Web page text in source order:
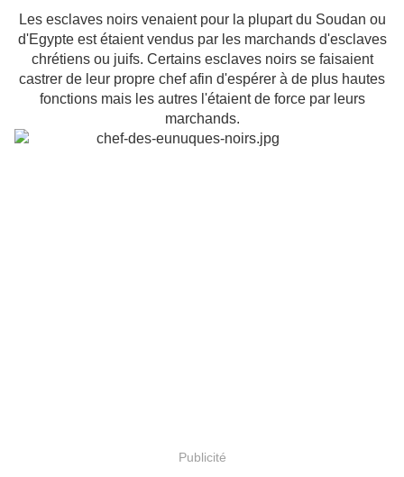
Les esclaves noirs venaient pour la plupart du Soudan ou
d'Egypte est étaient vendus par les marchands d'esclaves
chrétiens ou juifs. Certains esclaves noirs se faisaient
castrer de leur propre chef afin d'espérer à de plus hautes
fonctions mais les autres l'étaient de force par leurs
marchands.
Publicité